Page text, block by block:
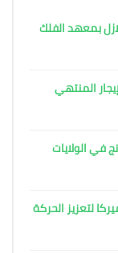
بمعهد الفلك
الإيجار المنتهي
في الولايات
لتعزيز الحركة